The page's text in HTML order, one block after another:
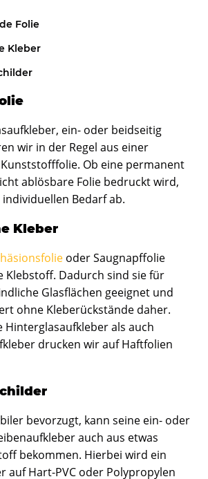
Folie
Kleber
ein- oder beidseitig
wir in der Regel aus einer
Ob eine permanent
ablösbare Folie bedruckt wird,
Bedarf ab.
Kleber
oder Saugnapffolie
Klebstoff. Dadurch sind sie für
Glasflächen geeignet und
ohne Kleberückstände daher.
Hinterglasaufkleber als auch
drucken wir auf Haftfolien
bevorzugt, kann seine ein- oder
auch aus etwas
bekommen. Hierbei wird ein
auf Hart-PVC oder Polypropylen